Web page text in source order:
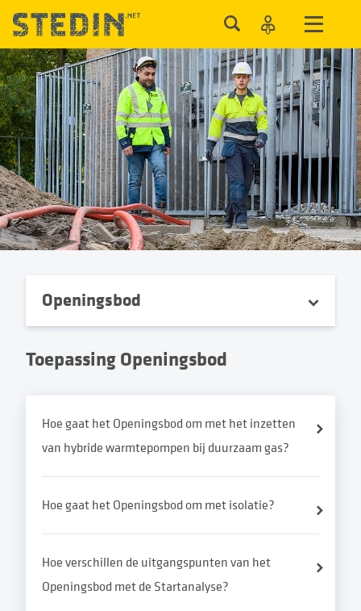
Openingsbod
Toepassing Openingsbod
Hoe gaat het Openingsbod om met het inzetten
van hybride warmtepompen bij duurzaam gas?
Hoe gaat het Openingsbod om met isolatie?
Hoe verschillen de uitgangspunten van het
Openingsbod met de Startanalyse?